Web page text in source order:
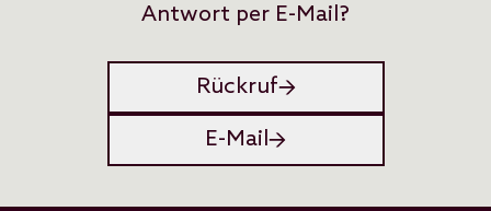
Antwort per E-Mail?
Rückruf
E-Mail